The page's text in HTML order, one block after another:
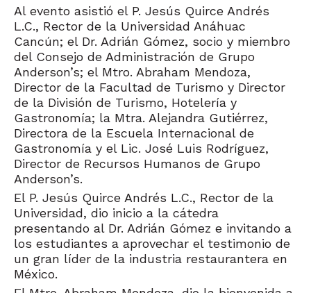
Al evento asistió el P. Jesús Quirce Andrés
L.C., Rector de la Universidad Anáhuac
Cancún; el Dr. Adrián Gómez, socio y miembro
del Consejo de Administración de Grupo
Anderson’s; el Mtro. Abraham Mendoza,
Director de la Facultad de Turismo y Director
de la División de Turismo, Hotelería y
Gastronomía; la Mtra. Alejandra Gutiérrez,
Directora de la Escuela Internacional de
Gastronomía y el Lic. José Luis Rodríguez,
Director de Recursos Humanos de Grupo
Anderson’s.
El P. Jesús Quirce Andrés L.C., Rector de la
Universidad, dio inicio a la cátedra
presentando al Dr. Adrián Gómez e invitando a
los estudiantes a aprovechar el testimonio de
un gran líder de la industria restaurantera en
México.